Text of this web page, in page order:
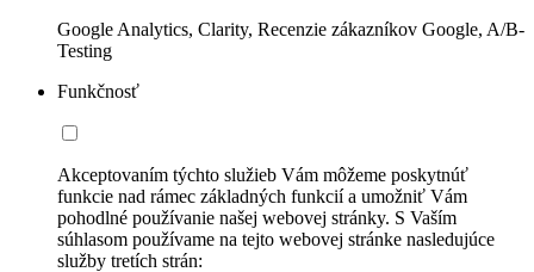
Google Analytics, Clarity, Recenzie zákazníkov Google, A/B-
Testing
Funkčnosť
Akceptovaním týchto služieb Vám môžeme poskytnúť
funkcie nad rámec základných funkcií a umožniť Vám
pohodlné používanie našej webovej stránky. S Vaším
súhlasom používame na tejto webovej stránke nasledujúce
služby tretích strán: